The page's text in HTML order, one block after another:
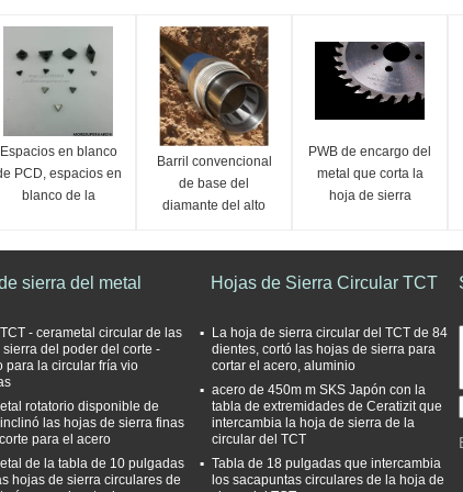
Espacios en blanco
PCD, espacios en
blanco de la
Barril convencional
de base del
diamante del alto
nanovoltio NV3
la perforación de la
PWB de encargo del
metal que corta la
hoja de sierra
sierra del metal
- cerametal circular de las
sierra del poder del corte -
para la circular fría vio
rotatorio disponible de
las hojas de sierra finas
para el acero
de la tabla de 10 pulgadas
hojas de sierra circulares de
Hojas de Sierra Circular TCT
La hoja de sierra circular del TCT de 84
dientes, cortó las hojas de sierra para
cortar el acero, aluminio
acero de 450m m SKS Japón con la
tabla de extremidades de Ceratizit que
intercambia la hoja de sierra de la
circular del TCT
Tabla de 18 pulgadas que intercambia
los sacapuntas circulares de la hoja de